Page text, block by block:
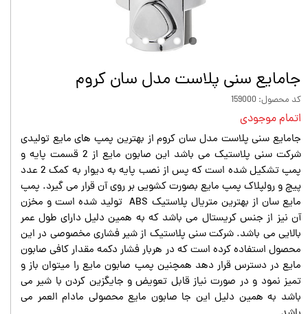
جامايع سنى پلاست مدل سان كروم
کد محصول: 159000
اتمام موجودی
جامايع سنى پلاست مدل سان كروم از بهترین پمپ های مایع تولیدی
شرکت سنی پلاستیک می باشد این صابون مایع از 2 قسمت پایه و
پمپ تشکیل شده است که پس از نصب پایه به دیوار به کمک 2 عدد
پیچ و رولپلاک پمپ مایع بصورت کشویی بر روی آن قرار می گیرد. پمپ
مایع سان از بهترین متریال پلاستیک ABS تولید شده است و مخزن
آن نیز از جنس کریستال می باشد که به همین دلیل دارای طول عمر
بالایی می باشد. شرکت سنی پلاستیک از شیر فشاری مخصوصی در این
محصول استفاده کرده است که در هربار فشار دکمه مقدار کافی صابون
مایع در دسترس قرار دهد همچنین پمپ صابون مایع را میتوان باز و
تمیز نمود و در صورت نیاز قابل تعویض و جایگزین کردن با شیر می
باشد به همین دلیل این جا صابون مایع محصولی مادام العمر می